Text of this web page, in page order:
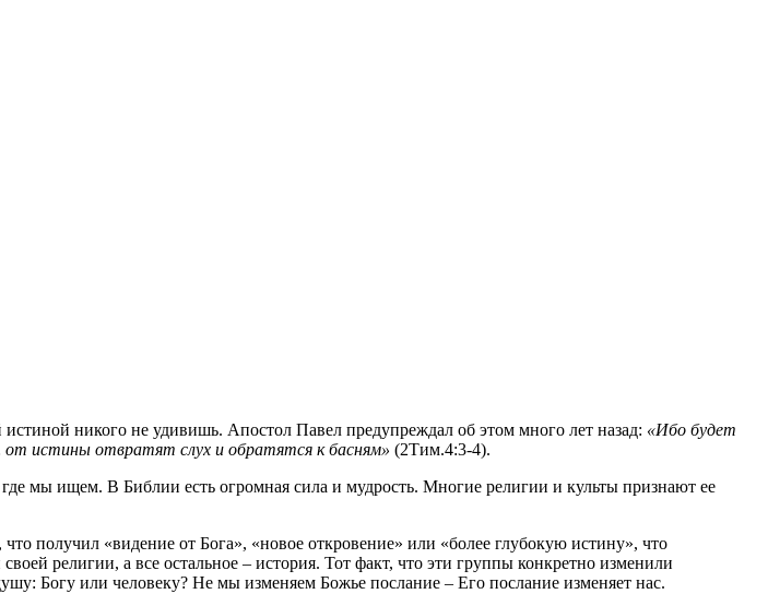
никого не удивишь. Апостол Павел предупреждал об этом много лет назад: «Ибо будет
от истины отвратят слух и обратятся к басням» (2Тим.4:3-4).
мы ищем. В Библии есть огромная сила и мудрость. Многие религии и культы признают ее
получил «видение от Бога», «новое откровение» или «более глубокую истину», что
религии, а все остальное – история. Тот факт, что эти группы конкретно изменили
Богу или человеку? Не мы изменяем Божье послание – Его послание изменяет нас.